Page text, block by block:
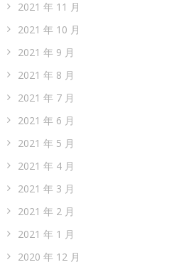
2021 年 11 月
2021 年 10 月
2021 年 9 月
2021 年 8 月
2021 年 7 月
2021 年 6 月
2021 年 5 月
2021 年 4 月
2021 年 3 月
2021 年 2 月
2021 年 1 月
2020 年 12 月